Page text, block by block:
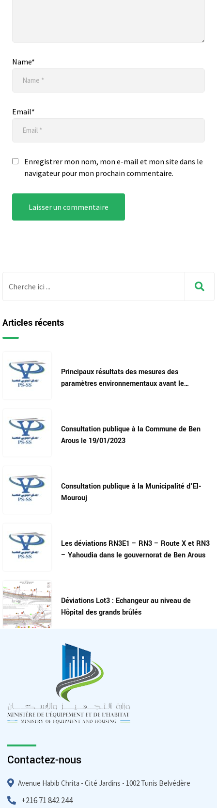
Name*
Email*
Enregistrer mon nom, mon e-mail et mon site dans le
navigateur pour mon prochain commentaire.
Articles récents
Principaux résultats des mesures des
paramètres environnementaux avant le
Consultation publique à la Commune de Ben
Arous le 19/01/2023
Consultation publique à la Municipalité d’El-
Mourouj
Les déviations RN3E1 – RN3 – Route X et RN3
– Yahoudia dans le gouvernorat de Ben Arous
Déviations Lot3 : Echangeur au niveau de
Hôpital des grands brûlés
Contactez-nous
Avenue Habib Chrita - Cité Jardins - 1002 Tunis Belvédère
+216 71 842 244